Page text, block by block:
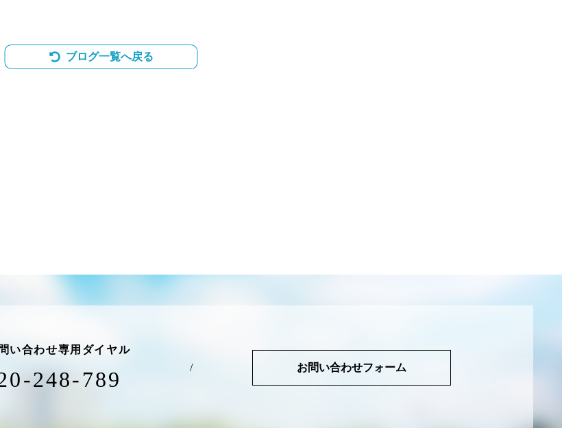
ブログ一覧へ戻る
い合わせ専用ダイヤル
248-789 / お問い合わせフォーム